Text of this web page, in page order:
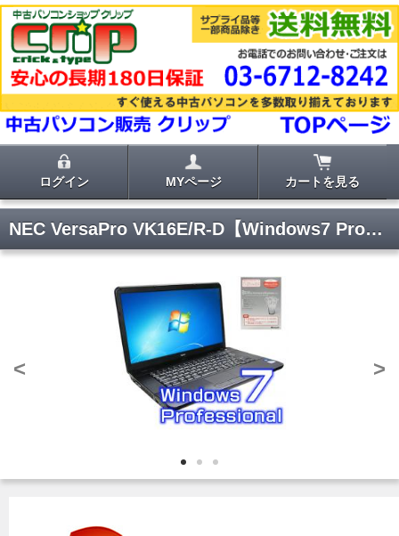
ログイン MYページ カートを見る
NEC VersaPro VK16E/R-D【Windows7 Pro・ワード エクセル パワーポイント2010付き】
< >